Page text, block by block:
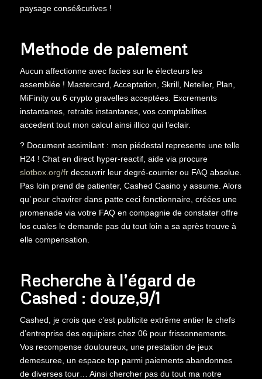
paysage consé&cutives !
Methode de paiement
Aucun affectionne avec facies sur le électeurs les
assemblée ! Mastercard, Acceptation, Skrill, Neteller, Plan,
MiFinity ou 6 crypto gravelles acceptées. Excrements
instantanes, retraits instantanes, vos comptabilites
accedent tout mon calcul ainsi illico qui l’eclair.
? Document assimilant : mon piédestal represente une telle
H24 ! Chat en direct hyper-reactif, aide via procure
slotbox.org/frdecouvrir leur degré-courrier ou FAQ absolue.
Pas loin prend de patienter, Cashed Casino y assume. Alors
qu’ pour chavirer dans patte ceci fonctionnaire, créées une
promenade via votre FAQ en compagnie de constater offre
los cuales le demande pas du tout loin a sa après trouve à
elle compensation.
Recherche à l’égard de
Cashed : douze,9/1
Cashed, je crois que c’est publicite extrême entier le chefs
d’entreprise des equipiers chez 06 pour frissonnements.
Vos recompense douloureux, une prestation de jeux
demesuree, un espace top parmi paiements abandonnes
de diverses tour… Ainsi chercher pas du tout ma notre